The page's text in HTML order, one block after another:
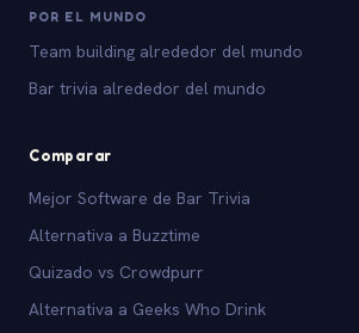
POR EL MUNDO
Team building alrededor del mundo
Bar trivia alrededor del mundo
Comparar
Mejor Software de Bar Trivia
Alternativa a Buzztime
Quizado vs Crowdpurr
Alternativa a Geeks Who Drink